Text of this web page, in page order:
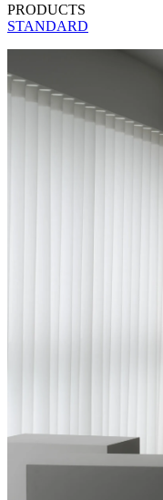
PRODUCTS
STANDARD